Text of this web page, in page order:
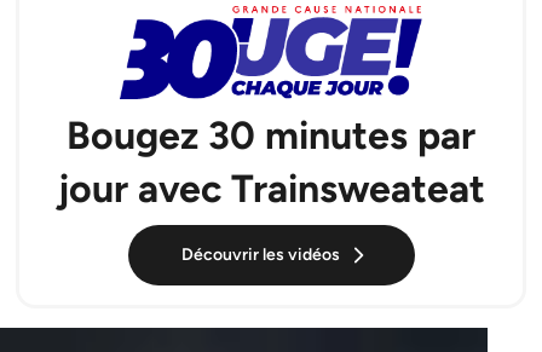
Bougez 30 minutes par
jour avec Trainsweateat
Découvrir les vidéos